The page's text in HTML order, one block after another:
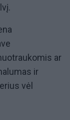
ar
ir
vėl